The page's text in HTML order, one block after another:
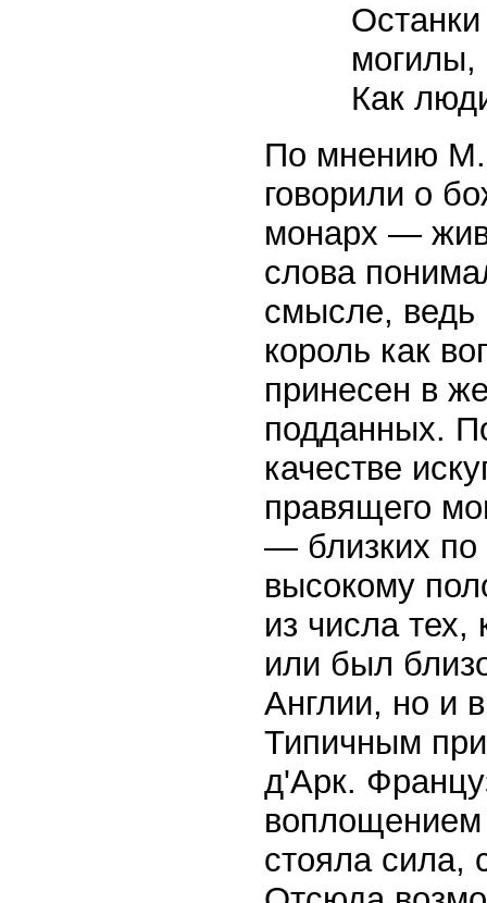
могилы,
Как
По мнению М.
говорили о
монарх —
слова
смысле, ведь
король как
принесен в
подданных.
качестве
правящего
— близких по
высокому
из числа тех,
или был
Англии, но и
Типичным
д'Арк.
воплощением
стояла сила,